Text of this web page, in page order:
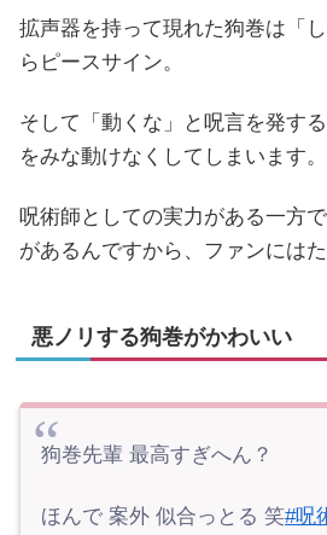
拡声器を持って現れた狗巻は「
らピースサイン。
そして「動くな」と呪言を発す
をみな動けなくしてしまいます。
呪術師としての実力がある一方
があるんですから、ファンには
悪ノリする狗巻がかわいい
狗巻先輩 最高すぎへん？
ほんで 案外 似合っとる 笑#呪